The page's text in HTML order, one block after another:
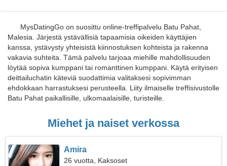
MysDatingGo on suosittu online-treffipalvelu Batu Pahat,
Malesia. Järjestä ystävällisiä tapaamisia oikeiden käyttäjien
kanssa, ystävysty yhteisistä kiinnostuksen kohteista ja rakenna
vakavia suhteita. Tämä palvelu tarjoaa miehille mahdollisuuden
löytää sopiva kumppani tai romanttinen kumppani. Käytä erityisen
deittailuchatin käteviä suodattimia valitaksesi sopivimman
ehdokkaan harrastuksesi perusteella. Liity ilmaiselle treffisivustolle
Batu Pahat paikallisille, ulkomaalaisille, turisteille.
Miehet ja naiset verkossa
Amira
26 vuotta, Kaksoset